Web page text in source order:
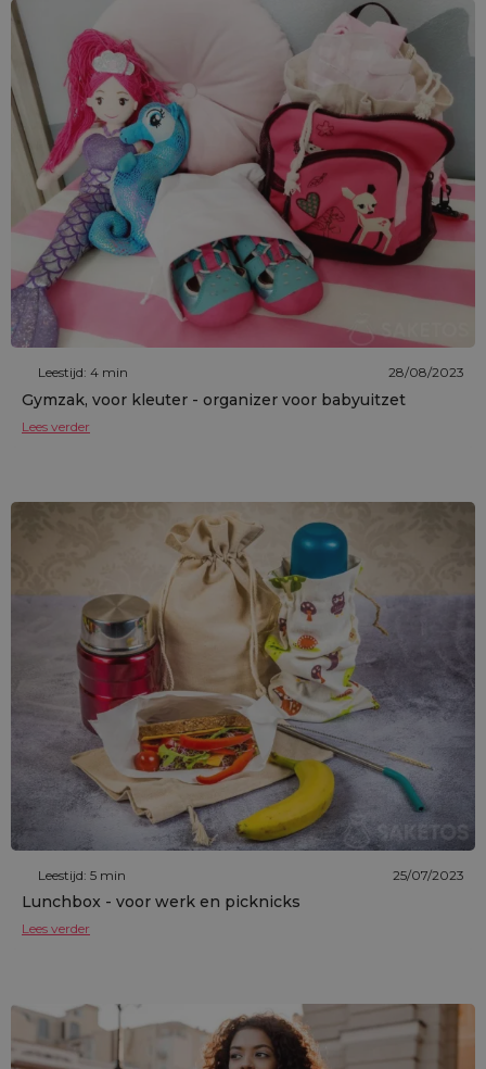
Leestijd: 4 min 28/08/2023
Gymzak, voor kleuter - organizer voor babyuitzet
Lees verder
Leestijd: 5 min 25/07/2023
Lunchbox - voor werk en picknicks
Lees verder